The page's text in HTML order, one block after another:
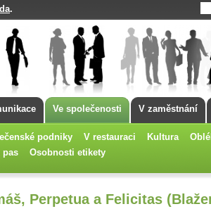
.
Ve společenosti V zaměstnání
podniky V restauraci Kultura
pas
Osobnosti etikety
Perpetua a Felicitas